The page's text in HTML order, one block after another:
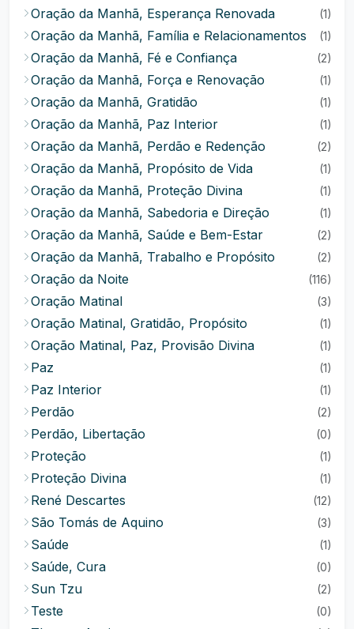
Oração da Manhã, Esperança Renovada (1)
Oração da Manhã, Família e Relacionamentos (1)
Oração da Manhã, Fé e Confiança (2)
Oração da Manhã, Força e Renovação (1)
Oração da Manhã, Gratidão (1)
Oração da Manhã, Paz Interior (1)
Oração da Manhã, Perdão e Redenção (2)
Oração da Manhã, Propósito de Vida (1)
Oração da Manhã, Proteção Divina (1)
Oração da Manhã, Sabedoria e Direção (1)
Oração da Manhã, Saúde e Bem-Estar (2)
Oração da Manhã, Trabalho e Propósito (2)
Oração da Noite (116)
Oração Matinal (3)
Oração Matinal, Gratidão, Propósito (1)
Oração Matinal, Paz, Provisão Divina (1)
Paz (1)
Paz Interior (1)
Perdão (2)
Perdão, Libertação (0)
Proteção (1)
Proteção Divina (1)
René Descartes (12)
São Tomás de Aquino (3)
Saúde (1)
Saúde, Cura (0)
Sun Tzu (2)
Teste (0)